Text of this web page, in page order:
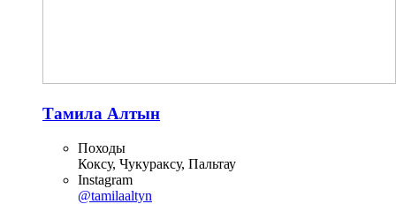
Тамила Алтын
Походы
Коксу, Чукураксу, Пальтау
Instagram
@tamilaaltyn